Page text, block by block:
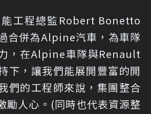
工程總監Robert Bonetto
合併為Alpine汽車，為車隊
，在Alpine車隊與Renault
下，讓我們能展開豐富的開
們的工程師來說，集團整合
勵人心。(同時也代表資源整